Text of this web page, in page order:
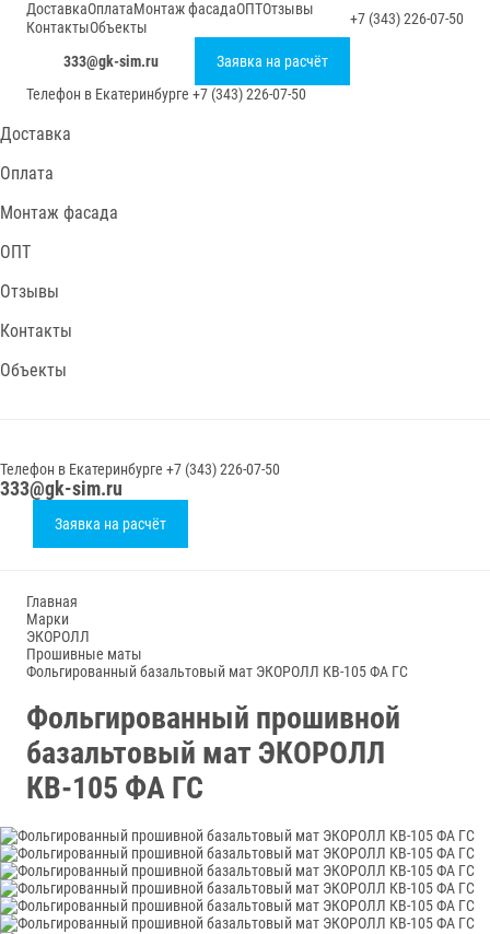
ДоставкаОплатаМонтаж фасадаОПТОтзывы
КонтактыОбъекты +7 (343) 226-07-50
333@gk-sim.ru
Заявка на расчёт
Телефон в Екатеринбурге +7 (343) 226-07-50
Доставка
Оплата
Монтаж фасада
ОПТ
Отзывы
Контакты
Объекты
Телефон в Екатеринбурге +7 (343) 226-07-50
333@gk-sim.ru
Заявка на расчёт
Главная
Марки
ЭКОРОЛЛ
Прошивные маты
Фольгированный базальтовый мат ЭКОРОЛЛ КВ-105 ФА ГС
Фольгированный прошивной
базальтовый мат ЭКОРОЛЛ
КВ-105 ФА ГС